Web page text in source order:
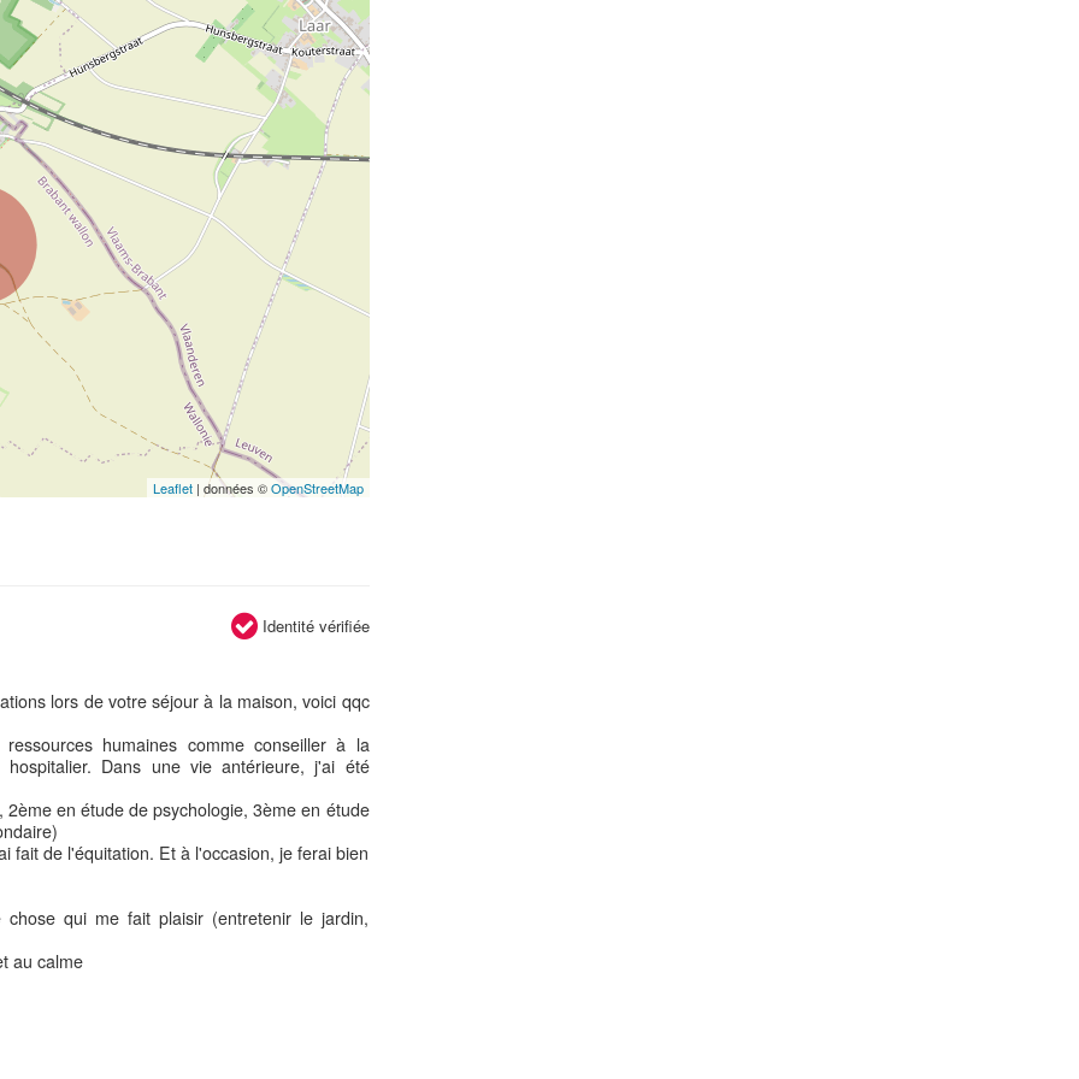
Leaflet| données ©OpenStreetMap
Identité vérifiée
lors de votre séjour à la maison, voici qqc
humaines comme conseiller à la
Dans une vie antérieure, j'ai été
en étude de psychologie, 3ème en étude
fait de l'équitation. Et à l'occasion, je ferai bien
qui me fait plaisir (entretenir le jardin,
au calme